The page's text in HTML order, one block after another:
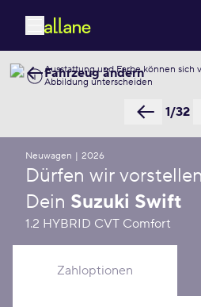
Ausstattung und Farbe können sich
Abbildung unterscheiden
1/32
Fahrzeug ändern
Neuwagen | 2026
Dürfen wir
Dein Suzuki Swift
1.2 HYBRID CVT Comfort
Zahloptionen